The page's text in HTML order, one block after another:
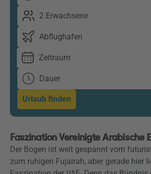
2 Erwachsene
Abflughafen
Zeitraum
Dauer
Urlaub finden
Faszination Vereinigte Arabische
Der Bogen ist weit gespannt vom
zum ruhigen Fujairah, aber gerade hier